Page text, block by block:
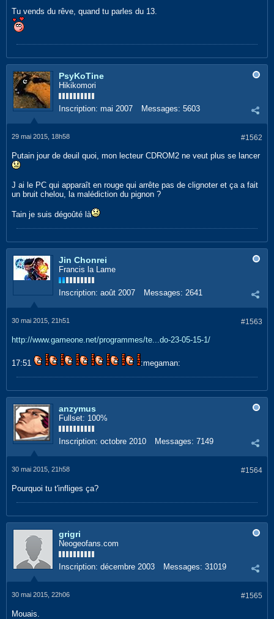
Tu vends du rêve, quand tu parles du 13.
PsyKoTine
Hikikomori
Inscription: mai 2007 Messages: 5603
#1562
29 mai 2015, 18h58
Putain jour de deuil quoi, mon lecteur CDROM2 ne veut plus se lancer
J ai le PC qui apparaît en rouge qui arrête pas de clignoter et ça a fait
un bruit chelou, la malédiction du pignon ?
Tain je suis dégoûté là
Jin Chonrei
Francis la Lame
Inscription: août 2007 Messages: 2641
#1563
30 mai 2015, 21h51
http://www.gameone.net/programmes/te...do-23-05-15-1/
17:51 :megaman:
anzymus
Fullset: 100%
Inscription: octobre 2010 Messages: 7149
#1564
30 mai 2015, 21h58
Pourquoi tu t'infliges ça?
grigri
Neogeofans.com
Inscription: décembre 2003 Messages: 31019
#1565
30 mai 2015, 22h06
Mouais.